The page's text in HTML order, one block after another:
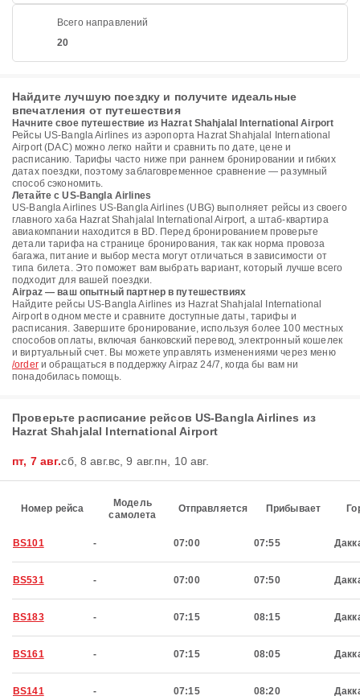
Всего направлений
20
Найдите лучшую поездку и получите идеальные
впечатления от путешествия
Начните свое путешествие из Hazrat Shahjalal International Airport
Рейсы US-Bangla Airlines из аэропорта Hazrat Shahjalal International
Airport (DAC) можно легко найти и сравнить по дате, цене и
расписанию. Тарифы часто ниже при раннем бронировании и гибких
датах поездки, поэтому заблаговременное сравнение — разумный
способ сэкономить.
Летайте с US-Bangla Airlines
US-Bangla Airlines US-Bangla Airlines (UBG) выполняет рейсы из своего
главного хаба Hazrat Shahjalal International Airport, а штаб-квартира
авиакомпании находится в BD. Перед бронированием проверьте
детали тарифа на странице бронирования, так как норма провоза
багажа, питание и выбор места могут отличаться в зависимости от
типа билета. Это поможет вам выбрать вариант, который лучше всего
подходит для вашей поездки.
Airpaz — ваш опытный партнер в путешествиях
Найдите рейсы US-Bangla Airlines из Hazrat Shahjalal International
Airport в одном месте и сравните доступные даты, тарифы и
расписания. Завершите бронирование, используя более 100 местных
способов оплаты, включая банковский перевод, электронный кошелек
и виртуальный счет. Вы можете управлять изменениями через меню
/orderи обращаться в поддержку Airpaz 24/7, когда бы вам ни
понадобилась помощь.
Проверьте расписание рейсов US-Bangla Airlines из
Hazrat Shahjalal International Airport
пт, 7 авг.сб, 8 авг.вс, 9 авг.пн, 10 авг.
Номер рейса
Модель
самолета
Отправляется Прибывает
BS101 - 07:00 07:55
BS531 - 07:00 07:50
BS183 - 07:15 08:15
BS161 - 07:15 08:05
BS141 - 07:15 08:20